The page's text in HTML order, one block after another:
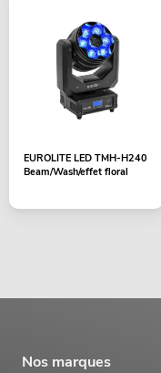
EUROLITE LED TMH-H240
Beam/Wash/effet floral
Nos marques